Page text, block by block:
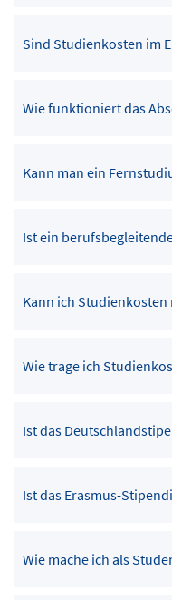
Sind Studienkosten im
Wie funktioniert das
Kann man ein
Ist ein
Kann ich
Wie trage ich
Ist das
Ist das Erasmus-
Wie mache ich als